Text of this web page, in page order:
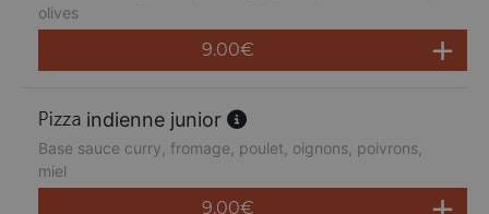
olives
9.00€
indienne junior
Base sauce curry, fromage, poulet, oignons, poivrons,
miel
9.00€